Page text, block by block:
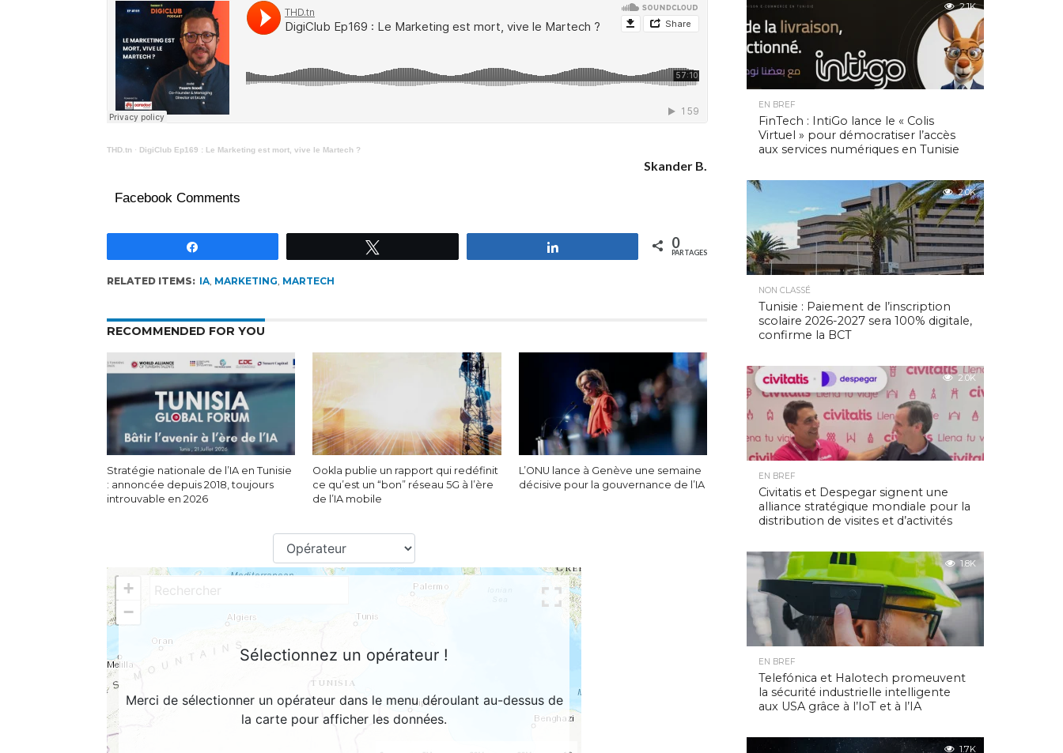
THD.tn· DigiClub Ep169 : Le Marketing est mort, vive le Martech ?
Skander B.
Facebook Comments
0
PARTAGES
RELATED ITEMS: IA, MARKETING, MARTECH
RECOMMENDED FOR YOU
Stratégie nationale de l’IA en Tunisie
: annoncée depuis 2018, toujours
introuvable en 2026
Ookla publie un rapport qui redéfinit
ce qu’est un “bon” réseau 5G à l’ère
de l’IA mobile
L’ONU lance à Genève une semaine
décisive pour la gouvernance de l’IA
2.1K
EN BREF
FinTech : IntiGo lance le « Colis
Virtuel » pour démocratiser l’accès
aux services numériques en Tunisie
2.0K
NON CLASSÉ
Tunisie : Paiement de l’inscription
scolaire 2026-2027 sera 100% digitale,
confirme la BCT
2.0K
EN BREF
Civitatis et Despegar signent une
alliance stratégique mondiale pour la
distribution de visites et d’activités
1.8K
EN BREF
Telefónica et Halotech promeuvent
la sécurité industrielle intelligente
aux USA grâce à l’IoT et à l’IA
1.7K